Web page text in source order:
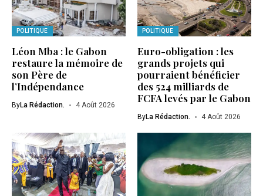
POLITIQUE
Léon Mba : le Gabon
restaure la mémoire de
son Père de
l’Indépendance
ByLa Rédaction. 4 Août 2026
POLITIQUE
Euro-obligation : les
grands projets qui
pourraient bénéficier
des 524 milliards de
FCFA levés par le Gabon
ByLa Rédaction. 4 Août 2026